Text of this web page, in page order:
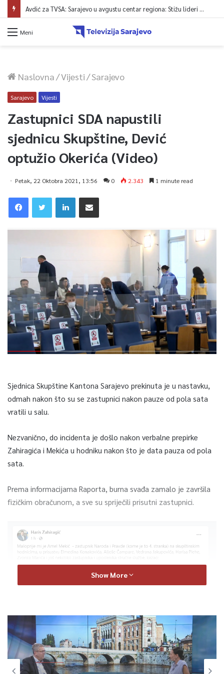
Avdić za TVSA: Sarajevo u avgustu centar regiona: Stižu lideri evropskih gradova
Meni
Naslovna/Vijesti/Sarajevo
Sarajevo Vijesti
Zastupnici SDA napustili
sjednicu Skupštine, Dević
optužio Okerića (Video)
Petak, 22 Oktobra 2021, 13:56 0 2.343 1 minute read
Sjednica Skupštine Kantona Sarajevo prekinuta je u nastavku,
odmah nakon što su se zastupnici nakon pauze od pola sata
vratili u salu.
Nezvanično, do incidenta je došlo nakon verbalne prepirke
Zahiragića i Mekića u hodniku nakon što je data pauza od pola
sata.
Prema informacijama Raporta, burna svađa zamalo je završila
fizičkim obračunom, a sve su spriječili prisutni zastupnici.
Sjednica je nedugo zatim i prekinuta.
Show More
Sarajevo